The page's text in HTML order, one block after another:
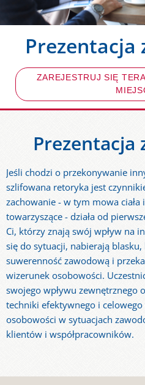
Prezentacja
ZAREJESTRUJ SIĘ
Prezentacja
Jeśli chodzi o przekonywanie
szlifowana retoryka jest
zachowanie - w tym mowa
towarzyszące - działa od
Ci, którzy znają swój wpływ na
się do sytuacji, nabierają
suwerenność zawodową i
wizerunek osobowości.
swojego wpływu zewnętrznego
techniki efektywnego i celowego
osobowości w sytuacjach
klientów i współpracowników.